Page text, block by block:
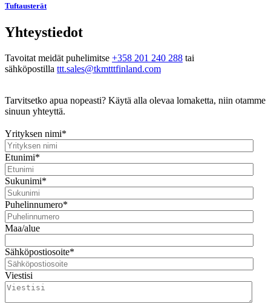
Tuftausterät
Yhteystiedot
Tavoitat meidät puhelimitse +358 201 240 288 tai
sähköpostilla ttt.sales@tkmtttfinland.com
Tarvitsetko apua nopeasti? Käytä alla olevaa lomaketta, niin otamme
sinuun yhteyttä.
Yrityksen nimi*
Etunimi*
Sukunimi*
Puhelinnumero*
Maa/alue
Sähköpostiosoite*
Viestisi